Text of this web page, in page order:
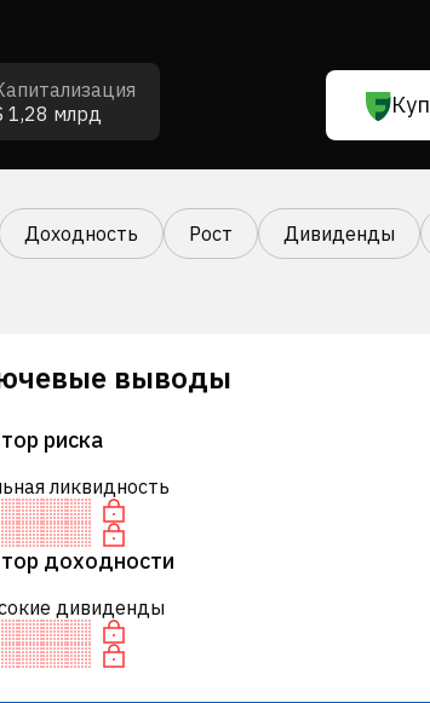
1,28 млрд
Доходность Рост Дивиденды
выводы
риска
ликвидность
доходности
дивиденды